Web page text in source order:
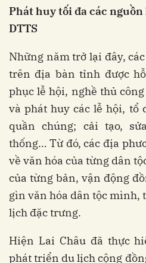
Phát huy tối đa các nguồn
DTTS
Những năm trở lại đây,
trên địa bàn tỉnh được
phục lễ hội, nghề thủ
và phát huy các lễ hội, tổ
quần chúng; cải tạo,
thống… Từ đó, các địa
về văn hóa của từng dân
của từng bản, vận động
gìn văn hóa dân tộc mình,
lịch đặc trưng.
Hiện Lai Châu đã thực
phát triển du lịch cộng